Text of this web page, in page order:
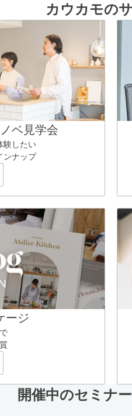
カウカモの
ベ見学会
験したい
ンナップ
ージ
開催中のセミナ